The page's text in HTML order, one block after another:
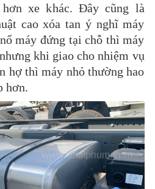
xe khác. Đây cũng là
cao xóa tan ý nghĩ máy
máy đứng tại chỗ thì máy
khi giao cho nhiệm vụ
hợ thì máy nhỏ thường hao
hơn.